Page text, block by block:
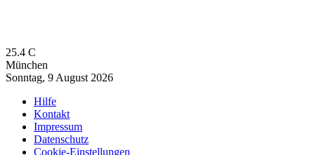
25.4 C
München
Sonntag, 9 August 2026
Hilfe
Kontakt
Impressum
Datenschutz
Cookie-Einstellungen